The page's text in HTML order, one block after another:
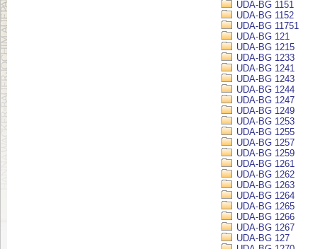
UDA-BG 1151
UDA-BG 1152
UDA-BG 11751
UDA-BG 121
UDA-BG 1215
UDA-BG 1233
UDA-BG 1241
UDA-BG 1243
UDA-BG 1244
UDA-BG 1247
UDA-BG 1249
UDA-BG 1253
UDA-BG 1255
UDA-BG 1257
UDA-BG 1259
UDA-BG 1261
UDA-BG 1262
UDA-BG 1263
UDA-BG 1264
UDA-BG 1265
UDA-BG 1266
UDA-BG 1267
UDA-BG 127